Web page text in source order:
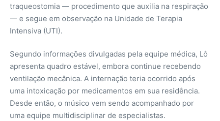
traqueostomia — procedimento que auxilia na respiração
— e segue em observação na Unidade de Terapia
Intensiva (UTI).
Segundo informações divulgadas pela equipe médica, Lô
apresenta quadro estável, embora continue recebendo
ventilação mecânica. A internação teria ocorrido após
uma intoxicação por medicamentos em sua residência.
Desde então, o músico vem sendo acompanhado por
uma equipe multidisciplinar de especialistas.